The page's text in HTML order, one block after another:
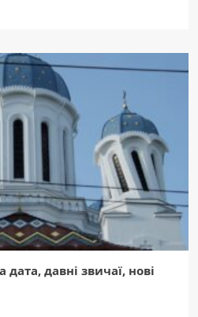
дата, давні звичаї, нові